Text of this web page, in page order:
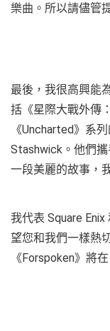
樂曲。所以請儘管
最後，我很高興能
括《星際大戰外傳
《Uncharted》系
Stashwick。他們
一段美麗的故事，
我代表 Square
望您和我們一樣熱
《Forspoken》將